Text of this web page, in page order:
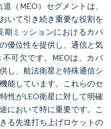
（MEO）セグメントは、
いて引き続き重要な役割を
期ミッションにおけるカバ
優位性を提供し、通信と気
可欠です。MEOは、カバ
し、航法衛星と特殊通信シ
能しています。これらのセ
性がLEO衛星に対して明確
において特に重要です。こ
る先進打ち上げロケットの